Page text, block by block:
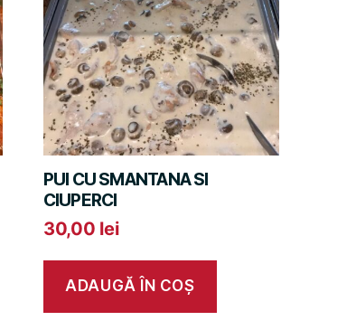
PUI CU SMANTANA SI
CIUPERCI
30,00 lei
ADAUGĂ ÎN COȘ